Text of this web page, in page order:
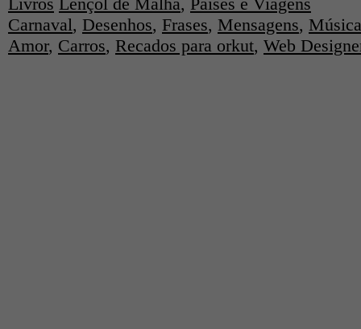
Carnaval, Desenhos, Frases, Mensagens,
Amor, Carros, Recados para orkut, Web